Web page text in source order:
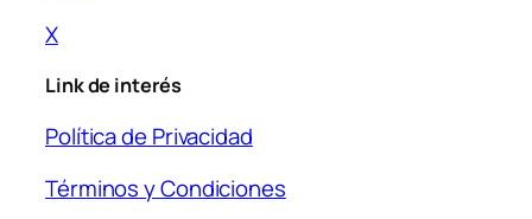
X
Link de interés
Política de Privacidad
Términos y Condiciones